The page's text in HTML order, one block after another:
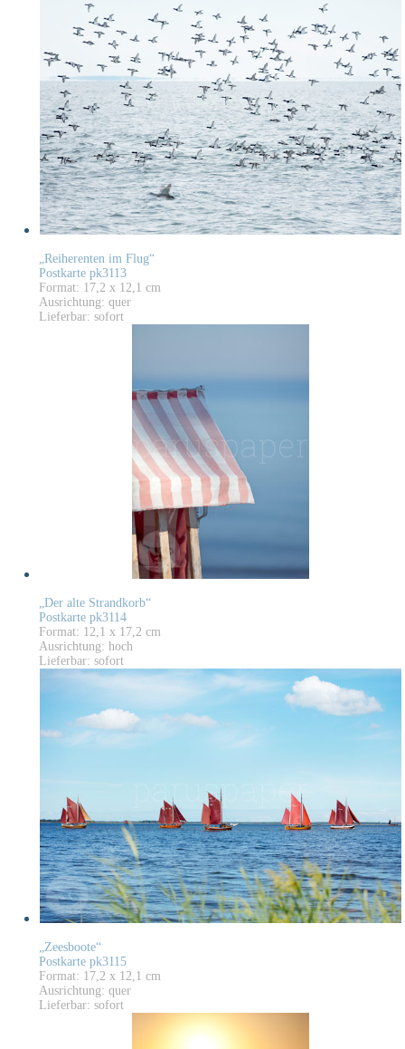
„Reiherenten im Flug“
Postkarte pk3113
Format: 17,2 x 12,1 cm
Ausrichtung: quer
Lieferbar: sofort
„Der alte Strandkorb“
Postkarte pk3114
Format: 12,1 x 17,2 cm
Ausrichtung: hoch
Lieferbar: sofort
„Zeesboote“
Postkarte pk3115
Format: 17,2 x 12,1 cm
Ausrichtung: quer
Lieferbar: sofort